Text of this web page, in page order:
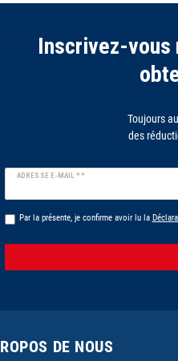
Inscrivez-vous
Toujours
des
ADRESSE E-MAIL **
Par la présente, je confirme avoir lu la
DE NOUS